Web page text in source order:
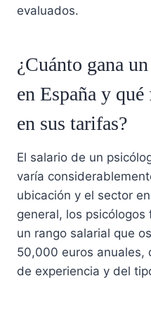
evaluados.
¿Cuánto gana
en España y
en sus tarifas?
El salario de un
varía
ubicación y el sector
general, los
un rango salarial que
50,000 euros anuales,
de experiencia y del